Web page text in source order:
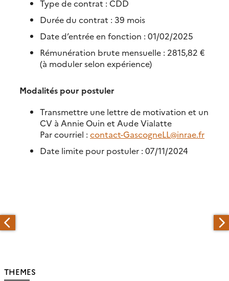
Type de contrat : CDD
Durée du contrat : 39 mois
Date d’entrée en fonction : 01/02/2025
Rémunération brute mensuelle : 2815,82 €
(à moduler selon expérience)
Modalités pour postuler
Transmettre une lettre de motivation et un
CV à Annie Ouin et Aude Vialatte
Par courriel : contact-GascogneLL@inrae.fr
Date limite pour postuler : 07/11/2024
THEMES